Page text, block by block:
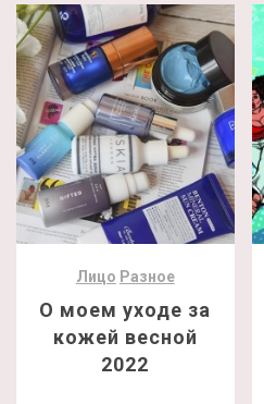
Лицо Разное
О моем уходе за
кожей весной
2022